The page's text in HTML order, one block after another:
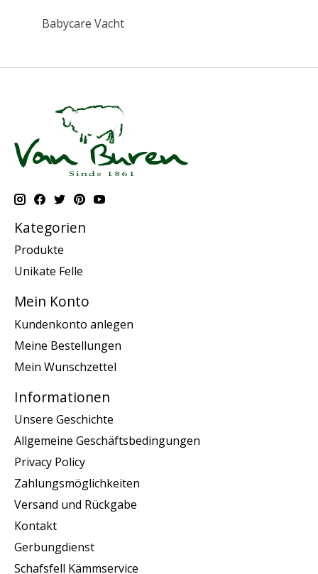
Babycare Vacht
Kategorien
Produkte
Unikate Felle
Mein Konto
Kundenkonto anlegen
Meine Bestellungen
Mein Wunschzettel
Informationen
Unsere Geschichte
Allgemeine Geschäftsbedingungen
Privacy Policy
Zahlungsmöglichkeiten
Versand und Rückgabe
Kontakt
Gerbungdienst
Schafsfell Kämmservice